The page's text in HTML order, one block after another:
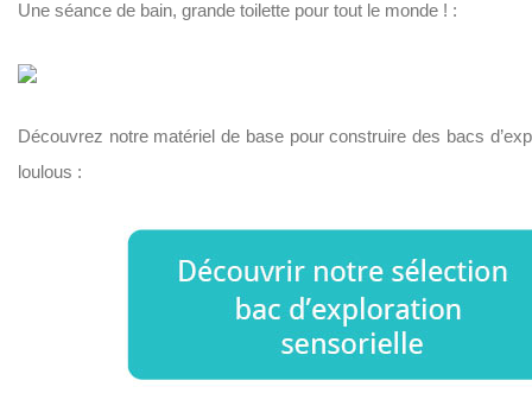
Une séance de bain, grande toilette pour tout le monde ! :
Découvrez notre matériel de base pour construire des bacs
loulous :